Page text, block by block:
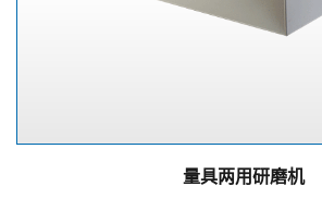
量具两用研磨机